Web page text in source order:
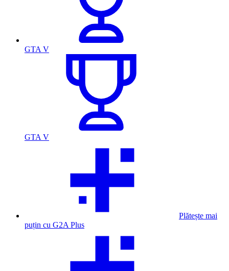
GTA V
GTA V
Plătește mai
puțin cu G2A Plus